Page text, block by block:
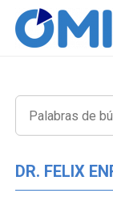
DR. FELIX